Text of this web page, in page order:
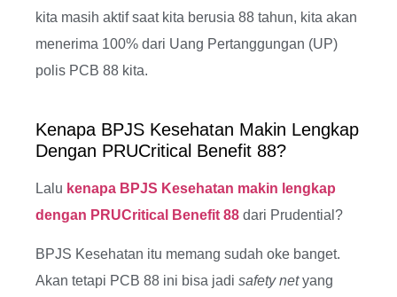
kita masih aktif saat kita berusia 88 tahun, kita akan
menerima 100% dari Uang Pertanggungan (UP)
polis PCB 88 kita.
Kenapa BPJS Kesehatan Makin Lengkap
Dengan PRUCritical Benefit 88?
Lalu kenapa BPJS Kesehatan makin lengkap
dengan PRUCritical Benefit 88 dari Prudential?
BPJS Kesehatan itu memang sudah oke banget.
Akan tetapi PCB 88 ini bisa jadi safety netyang